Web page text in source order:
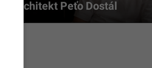
architekt Peťo Dostál